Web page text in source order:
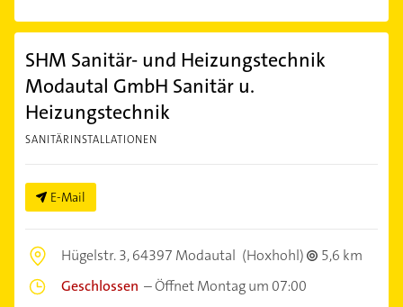
SHM Sanitär- und Heizungstechnik
Modautal GmbH Sanitär u.
Heizungstechnik
SANITÄRINSTALLATIONEN
E-Mail
Hügelstr. 3,64397 Modautal (Hoxhohl)
5,6 km
Geschlossen –Öffnet Montag um 07:00